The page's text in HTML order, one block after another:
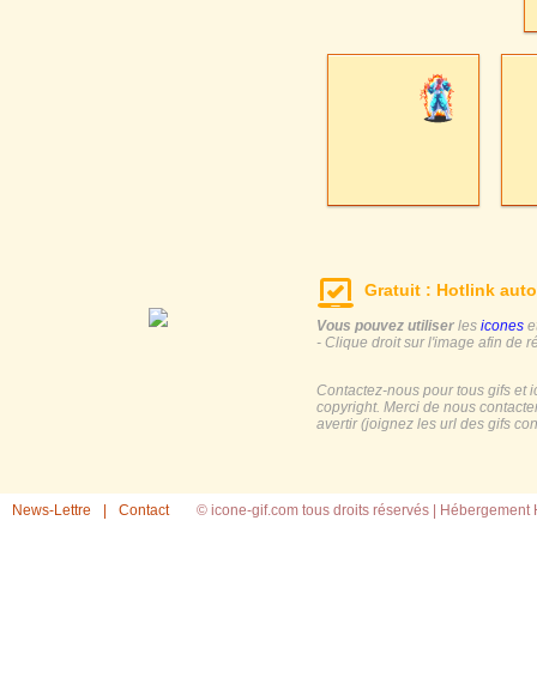
Gratuit : Hotlink
Vous pouvez utiliser les icones
- Clique droit sur l'image afin de
Contactez-nous pour tous gifs et
copyright. Merci de nous
avertir (joignez les url des gifs
News-Lettre Contact © icone-gif.com tous droits réservés | Hébergement